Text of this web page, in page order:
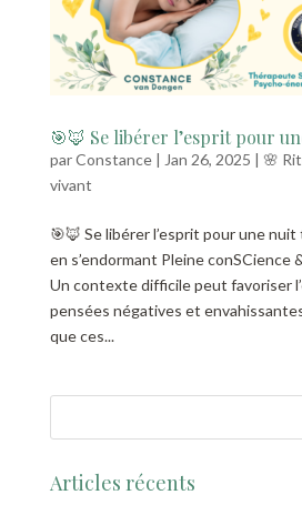
🎯🦊 Se libérer l’esprit pour
parConstance| Jan 26, 2025 | 🌸
vivant
🎯🦊 Se libérer l’esprit pour une
en s’endormant Pleine conSCience
Un contexte difficile peut favoriser
pensées négatives et
que ces...
Articles récents